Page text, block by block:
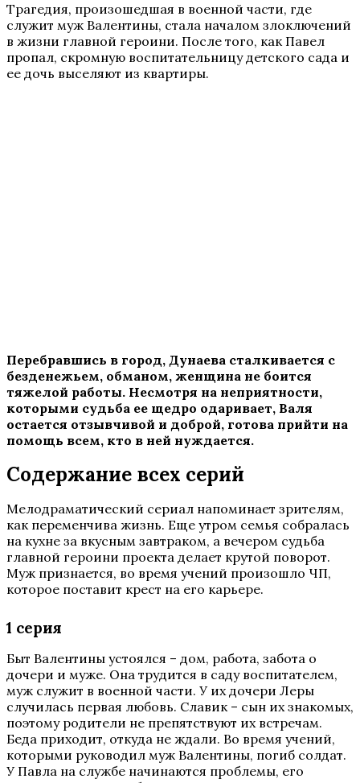
Трагедия, произошедшая в военной части, где
служит муж Валентины, стала началом злоключений
в жизни главной героини. После того, как Павел
пропал, скромную воспитательницу детского сада и
ее дочь выселяют из квартиры.
Перебравшись в город, Дунаева сталкивается с
безденежьем, обманом, женщина не боится
тяжелой работы. Несмотря на неприятности,
которыми судьба ее щедро одаривает, Валя
остается отзывчивой и доброй, готова прийти на
помощь всем, кто в ней нуждается.
Содержание всех серий
Мелодраматический сериал напоминает зрителям,
как переменчива жизнь. Еще утром семья собралась
на кухне за вкусным завтраком, а вечером судьба
главной героини проекта делает крутой поворот.
Муж признается, во время учений произошло ЧП,
которое поставит крест на его карьере.
1 серия
Быт Валентины устоялся – дом, работа, забота о
дочери и муже. Она трудится в саду воспитателем,
муж служит в военной части. У их дочери Леры
случилась первая любовь. Славик – сын их знакомых,
поэтому родители не препятствуют их встречам.
Беда приходит, откуда не ждали. Во время учений,
которыми руководил муж Валентины, погиб солдат.
У Павла на службе начинаются проблемы, его